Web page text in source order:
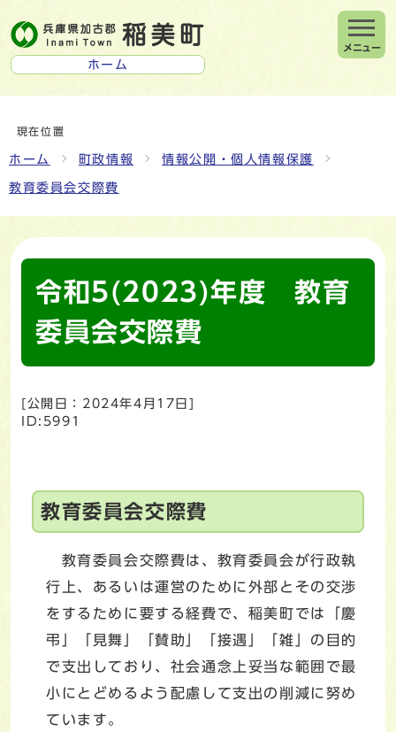
ホーム
メニュー
現在位置
ホーム 町政情報 情報公開・個人情報保護
教育委員会交際費
令和5(2023)年度 教育
委員会交際費
[公開日： 2024年4月17日 ]
ID:5991
教育委員会交際費
教育委員会交際費は、教育委員会が行政執
行上、あるいは運営のために外部とその交渉
をするために要する経費で、稲美町では「慶
弔」「見舞」「賛助」「接遇」「雑」の目的
で支出しており、社会通念上妥当な範囲で最
小にとどめるよう配慮して支出の削減に努め
ています。